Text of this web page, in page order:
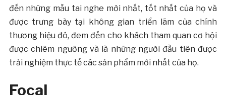
đến những mẫu tai nghe mới nhất, tốt nhất của họ và
được trưng bày tại không gian triển lãm của chính
thương hiệu đó, đem đến cho khách tham quan cơ hội
được chiêm ngưỡng và là những người đầu tiên được
trải nghiệm thực tế các sản phẩm mới nhất của họ.
Focal